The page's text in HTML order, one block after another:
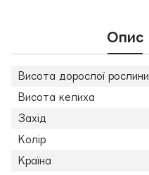
Опис
Висота дорослої рослини
Висота келиха
Захід
Колір
Країна